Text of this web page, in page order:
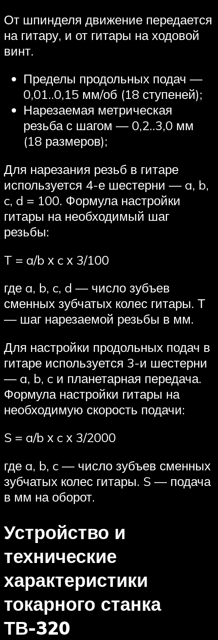
От шпинделя движение передается
на гитару, и от гитары на ходовой
винт.
Пределы продольных подач —
0,01..0,15 мм/об (18 ступеней);
Нарезаемая метрическая
резьба с шагом — 0,2..3,0 мм
(18 размеров);
Для нарезания резьб в гитаре
используется 4-е шестерни — a, b,
c, d = 100. Формула настройки
гитары на необходимый шаг
резьбы:
T = a/b х c х 3/100
где a, b, c, d — число зубъев
сменных зубчатых колес гитары. Т
— шаг нарезаемой резьбы в мм.
Для настройки продольных подач в
гитаре используется 3-и шестерни
— a, b, c и планетарная передача.
Формула настройки гитары на
необходимую скорость подачи:
S = a/b х c х 3/2000
где a, b, c — число зубъев сменных
зубчатых колес гитары. S — подача
в мм на оборот.
Устройство и
технические
характеристики
токарного станка
ТВ-320